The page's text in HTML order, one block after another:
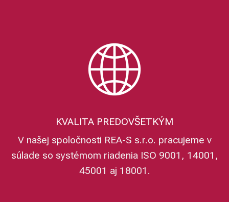
KVALITA PREDOVŠETKÝM
V našej spoločnosti REA-S s.r.o. pracujeme v
súlade so systémom riadenia ISO 9001, 14001,
45001 aj 18001.